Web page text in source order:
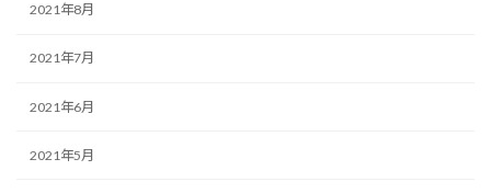
2021年8月
2021年7月
2021年6月
2021年5月